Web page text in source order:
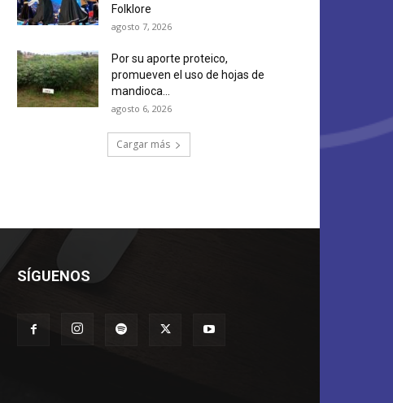
Folklore
agosto 7, 2026
Por su aporte proteico,
promueven el uso de hojas de
mandioca...
agosto 6, 2026
Cargar más
SÍGUENOS